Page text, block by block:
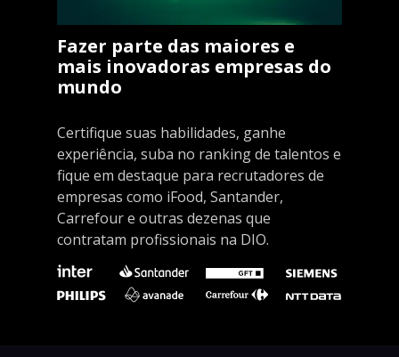
Fazer parte das maiores e
mais inovadoras empresas do
mundo
Certifique suas habilidades, ganhe
experiência, suba no ranking de talentos e
fique em destaque para recrutadores de
empresas como iFood, Santander,
Carrefour e outras dezenas que
contratam profissionais na DIO.